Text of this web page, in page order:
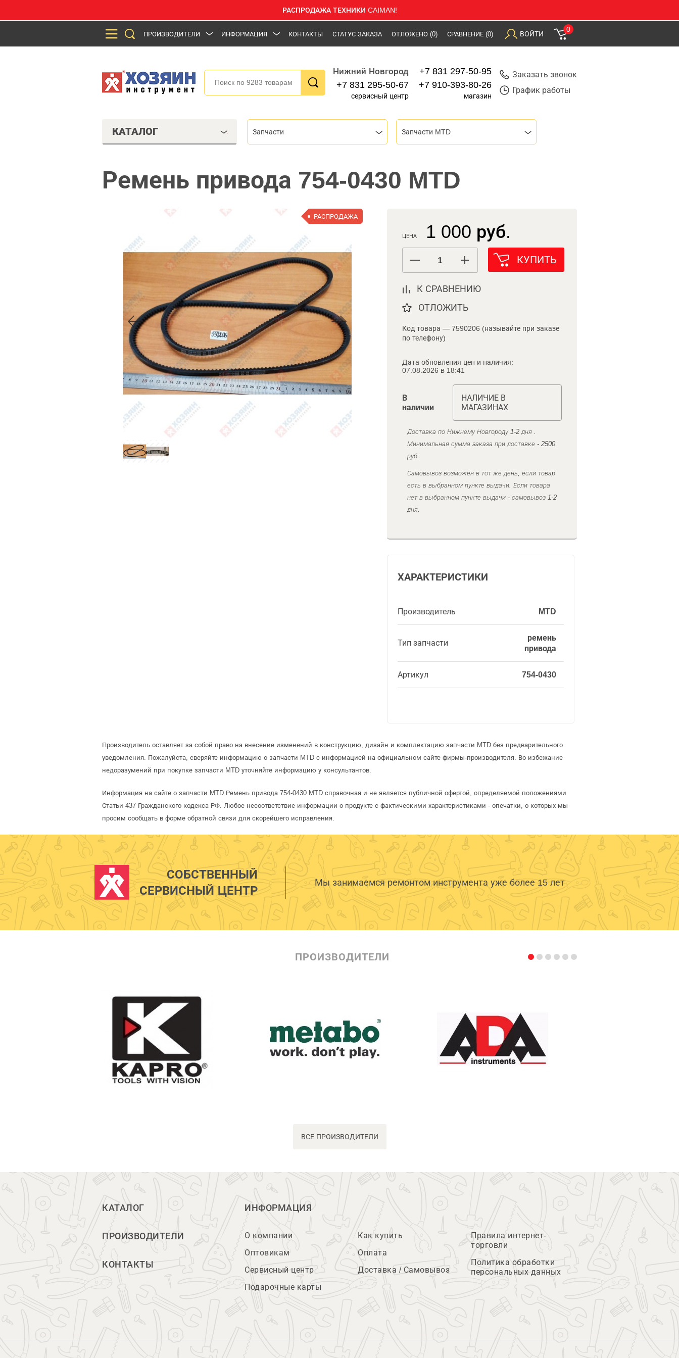
РАСПРОДАЖА ТЕХНИКИ CAIMAN!
ПРОИЗВОДИТЕЛИ ИНФОРМАЦИЯ КОНТАКТЫ СТАТУС ЗАКАЗА ОТЛОЖЕНО (0) СРАВНЕНИЕ (0) ВОЙТИ
0
Нижний Новгород
+7 831 295-50-67
сервисный центр
+7 831 297-50-95
+7 910-393-80-26
магазин
Заказать звонок
График работы
КАТАЛОГ Запчасти Запчасти MTD
Ремень привода 754-0430 MTD
РАСПРОДАЖА
ЦЕНА 1 000 руб.
КУПИТЬ
К СРАВНЕНИЮ
ОТЛОЖИТЬ
Код товара — 7590206 (называйте при заказе
по телефону)
Дата обновления цен и наличия:
07.08.2026 в 18:41
В
наличии
НАЛИЧИЕ В
МАГАЗИНАХ
Доставка по Нижнему Новгороду 1-2 дня .
Минимальная сумма заказа при доставке - 2500
руб.
Самовывоз возможен в тот же день, если товар
есть в выбранном пункте выдачи. Если товара
нет в выбранном пункте выдачи - самовывоз 1-2
дня.
ХАРАКТЕРИСТИКИ
Производитель MTD
Тип запчасти
ремень
привода
Артикул 754-0430
Производитель оставляет за собой право на внесение изменений в конструкцию, дизайн и комплектацию запчасти MTD без предварительного
уведомления. Пожалуйста, сверяйте информацию о запчасти MTD с информацией на официальном сайте фирмы-производителя. Во избежание
недоразумений при покупке запчасти MTD уточняйте информацию у консультантов.
Информация на сайте о запчасти MTD Ремень привода 754-0430 MTD справочная и не является публичной офертой, определяемой положениями
Статьи 437 Гражданского кодекса РФ. Любое несоответствие информации о продукте с фактическими характеристиками - опечатки, о которых мы
просим сообщать в форме обратной связи для скорейшего исправления.
СОБСТВЕННЫЙ
СЕРВИСНЫЙ ЦЕНТР
Мы занимаемся ремонтом инструмента уже более 15 лет
ПРОИЗВОДИТЕЛИ
ВСЕ ПРОИЗВОДИТЕЛИ
КАТАЛОГ
ПРОИЗВОДИТЕЛИ
КОНТАКТЫ
ИНФОРМАЦИЯ
О компании
Оптовикам
Сервисный центр
Подарочные карты
Как купить
Оплата
Доставка / Самовывоз
Правила интернет-
торговли
Политика обработки
персональных данных